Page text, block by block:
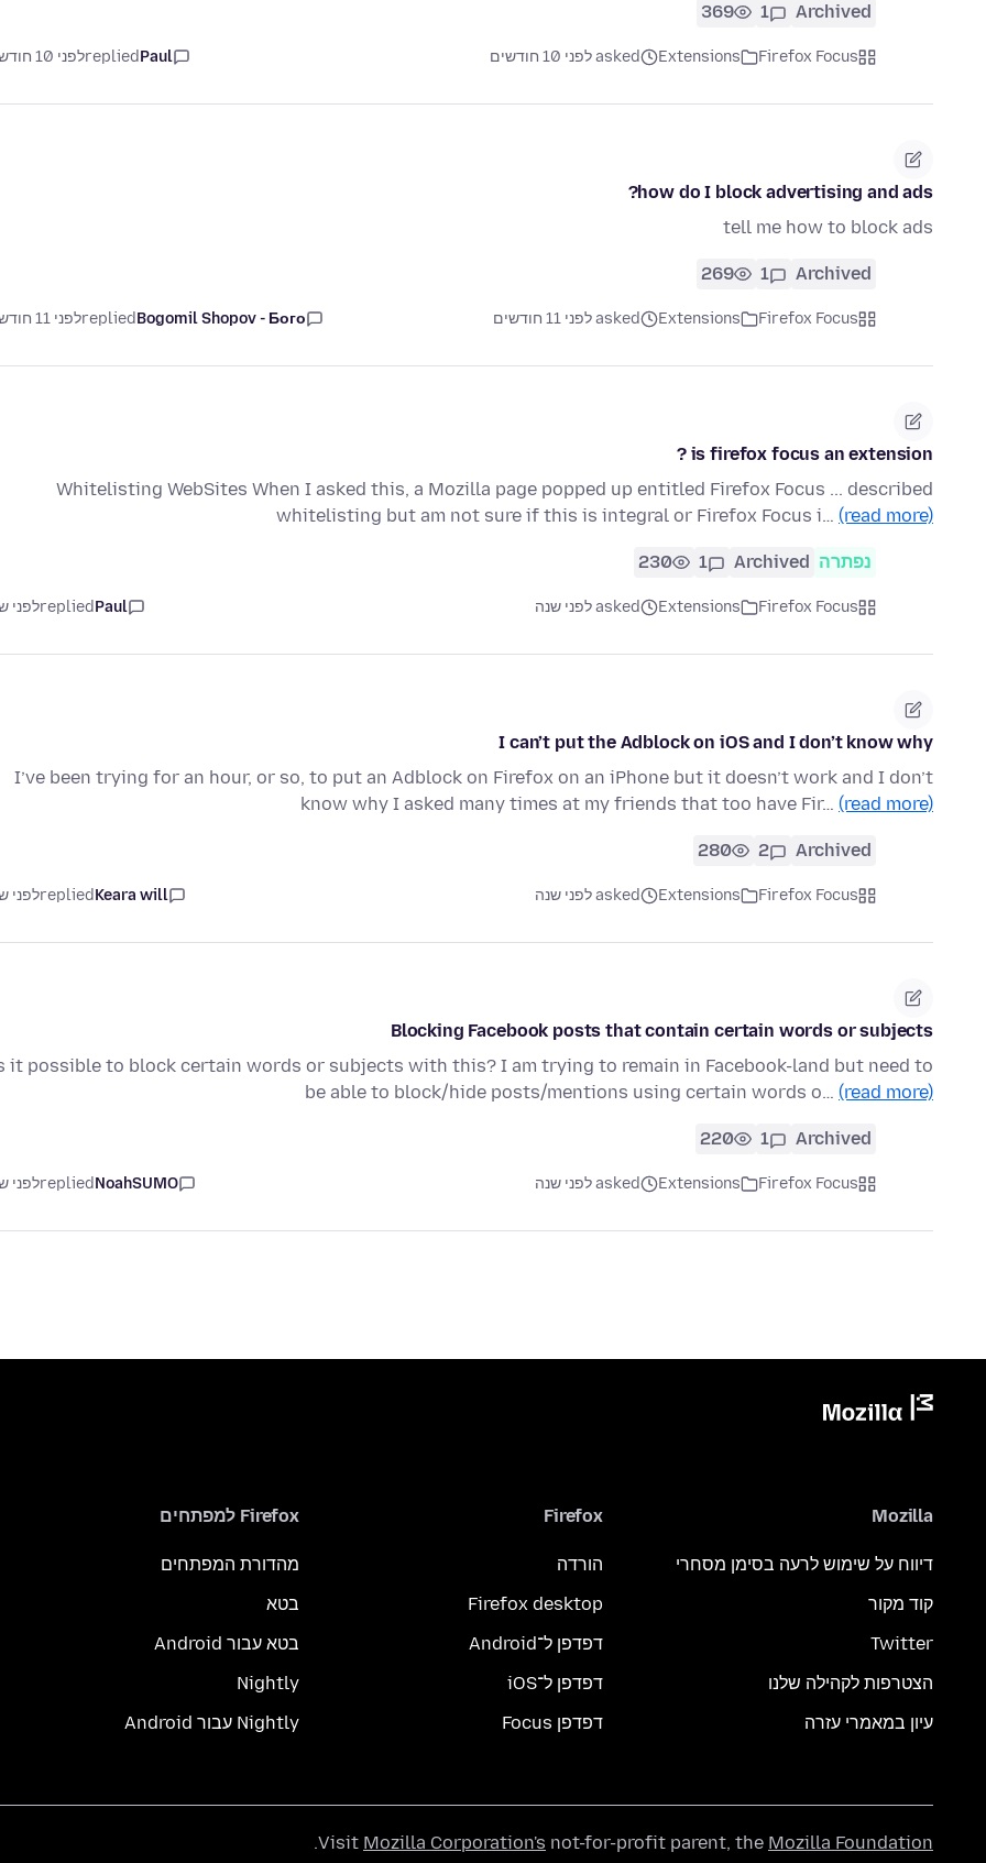
Archived
1
369
Firefox Focus
Extensions asked לפני 10 חודשים Paul
repliedלפני 10 חודשים
how do I block advertising and ads?
tell me how to block ads
Archived
1
269
Firefox Focus
Extensions asked לפני 11 חודשים Bogomil Shopov - Бого
repliedלפני 11 חודשים
is firefox focus an extension ?
Whitelisting WebSites When I asked this, a Mozilla page popped up entitled Firefox Focus ... described
whitelisting but am not sure if this is integral or Firefox Focus i… (read more)
נפתרה Archived
1
230
Firefox Focus
Extensions asked לפני שנה Paul
repliedלפני
I can’t put the Adblock on iOS and I don’t know why
I’ve been trying for an hour, or so, to put an Adblock on Firefox on an iPhone but it doesn’t work and I don’t
know why I asked many times at my friends that too have Fir… (read more)
Archived
2
280
Firefox Focus
Extensions asked לפני שנה Keara will
repliedלפני
Blocking Facebook posts that contain certain words or subjects
it possible to block certain words or subjects with this? I am trying to remain in Facebook-land but need to
be able to block/hide posts/mentions using certain words o… (read more)
Archived
1
220
Firefox Focus
Extensions asked לפני שנה NoahSUMO
repliedלפני
Mozilla
דיווח על שימוש לרעה בסימן מסחרי
קוד מקור
Twitter
הצטרפות לקהילה שלנו
עיון במאמרי עזרה
Firefox
הורדה
Firefox desktop
דפדפן ל־Android
דפדפן ל־iOS
דפדפן Focus
Firefox למפתחים
מהדורת המפתחים
בטא
בטא עבור Android
Nightly
Nightly עבור Android
Visit Mozilla Corporation's not-for-profit parent, the Mozilla Foundation
.